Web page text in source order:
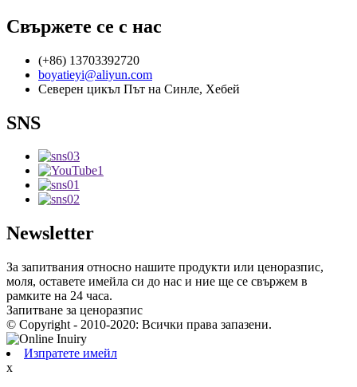
Свържете се с нас
(+86) 13703392720
boyatieyi@aliyun.com
Северен цикъл Път на Синле, Хебей
SNS
Newsletter
За запитвания относно нашите продукти или ценоразпис,
моля, оставете имейла си до нас и ние ще се свържем в
рамките на 24 часа.
Запитване за ценоразпис
© Copyright - 2010-2020: Всички права запазени.
Изпратете имейл
x